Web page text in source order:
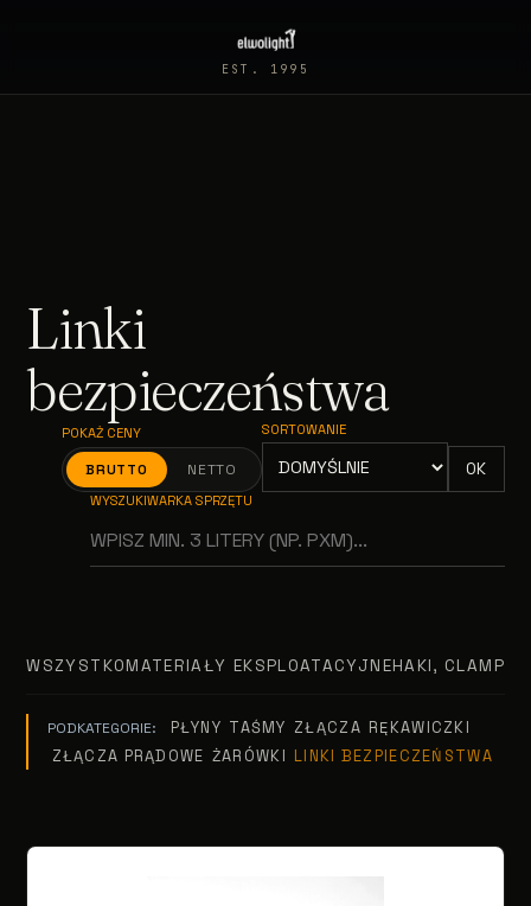
EST. 1995
Linki
bezpieczeństwa
POKAŻ CENY
BRUTTO NETTO
SORTOWANIE
OK
WYSZUKIWARKA SPRZĘTU
WSZYSTKOMATERIAŁY EKSPLOATACYJNEHAKI, CLAMPY,
PODKATEGORIE: PŁYNY TAŚMY ZŁĄCZA RĘKAWICZKI
ZŁĄCZA PRĄDOWE ŻARÓWKI LINKI BEZPIECZEŃSTWA